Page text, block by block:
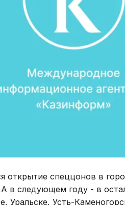
открытие спеццонов в
в следующем году - в
Уральске, Усть-